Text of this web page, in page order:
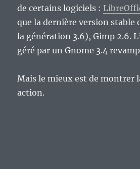
de certains logiciels :
que la dernière version stable
la génération 3.6), Gimp 2.6.
géré par un Gnome 3.4
Mais le mieux est de montrer
action.